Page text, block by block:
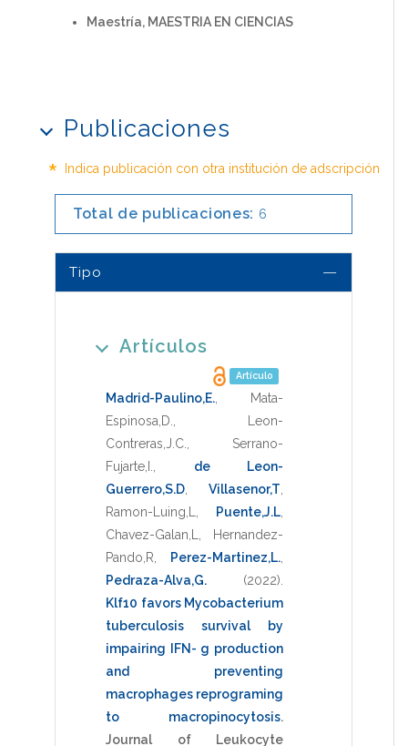
Maestría, MAESTRIA EN CIENCIAS
Publicaciones
* Indica publicación con otra institución de adscripción
Total de publicaciones: 6
Tipo
Artículos
Artículo
Madrid-Paulino,E.
Mata-
Espinosa,D.
Leon-
Contreras,J.C.
Serrano-
Fujarte,I.
de Leon-
Guerrero,S.D
Villasenor,T
Ramon-Luing,L
Puente,J.L
Chavez-Galan,L
Hernandez-
Pando,R
Perez-Martinez,L.
Pedraza-Alva,G.
(2022)
Klf10 favors Mycobacterium
tuberculosis survival by
impairing IFN- g production
and preventing
macrophages reprograming
to macropinocytosis.
Journal of Leukocyte